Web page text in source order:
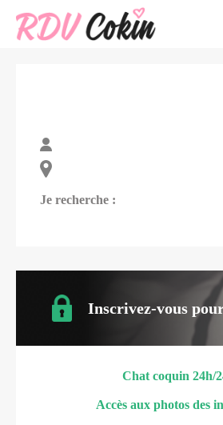
Je recherche :
Inscrivez-vous
Chat coquin 24h/
Accès aux photos des